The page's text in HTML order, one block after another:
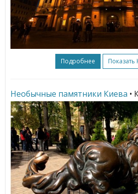
Подробнее Показать
Необычные памятники Киева •